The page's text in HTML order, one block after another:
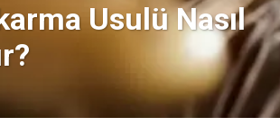
Usulü Nasıl